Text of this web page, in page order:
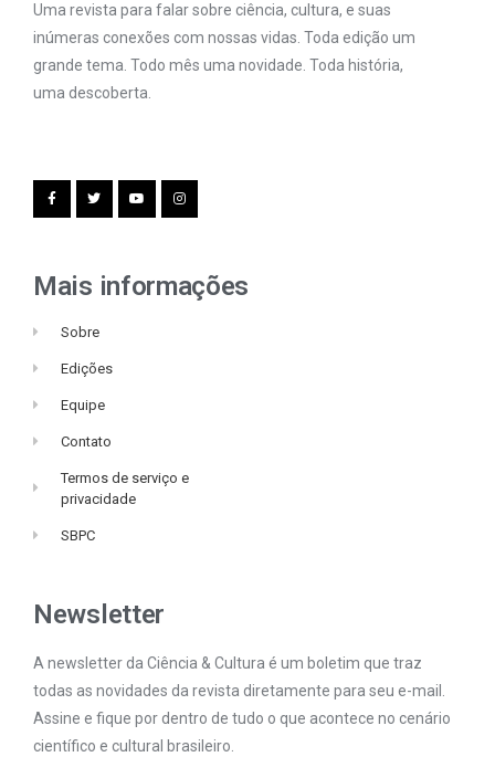
Uma revista para falar sobre ciência, cultura, e suas
inúmeras conexões com nossas vidas. Toda edição um
grande tema. Todo mês uma novidade. Toda história,
uma descoberta.
Mais informações
Sobre
Edições
Equipe
Contato
Termos de serviço e
privacidade
SBPC
Newsletter
A newsletter da Ciência & Cultura é um boletim que traz
todas as novidades da revista diretamente para seu e-mail.
Assine e fique por dentro de tudo o que acontece no cenário
científico e cultural brasileiro.